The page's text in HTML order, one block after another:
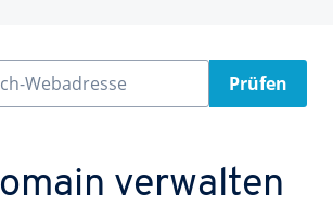
Webadresse Prüfen
verwalten